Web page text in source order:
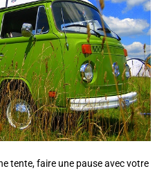
tente, faire une pause avec votre